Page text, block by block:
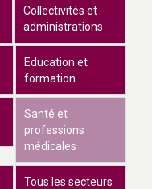
Collectivités et
administrations
Education et
formation
Santé et
professions
médicales
Tous les secteurs